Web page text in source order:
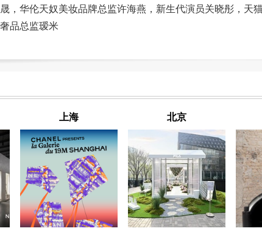
，华伦天奴美妆品牌总监许海燕，新生代演员关晓彤，天
品总监瑷米
上海 北京